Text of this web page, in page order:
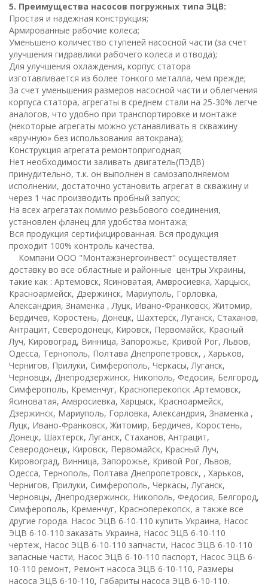
5. Преимущества насосов погружных типа ЭЦВ:
Простая и надежная конструкция;
Армированные рабочие колеса;
Уменьшено количество ступеней насосной части (за счет
улучшения гидравлики рабочего колеса и отвода);
Для улучшения охлаждения, корпус статора
изготавливается из более тонкого металла, чем прежде;
За счет уменьшения размеров насосной части и облегчения
корпуса статора, агрегаты в среднем стали на 25-30% легче
аналогов, что удобно при транспортировке и монтаже
(некоторые агрегаты можно устанавливать в скважину
«вручную» без использования автокрана);
Конструкция агрегата ремонтопригодная;
Нет необходимости заливать двигатель(ПЭДВ)
принудительно, т.к. он выполнен в самозаполняемом
исполнении, достаточно установить агрегат в скважину и
через 1 час производить пробный запуск;
На всех агрегатах помимо резьбового соединения,
установлен фланец для удобства монтажа;
Вся продукция сертифицированная. Вся продукция
проходит 100% контроль качества.
Компани ООО "Монтажэнергоинвест" осуществляет
доставку во все областные и районные центры Украины,
такие как : Артемовск, Ясиноватая, Амвросиевка, Харцыск,
Красноармейск, Дзержинск, Мариуполь, Горловка,
Александрия, Знаменка , Луцк, Ивано-Франковск, Житомир,
Бердичев, Коростень, Донецк, Шахтерск, Луганск, Стаханов,
Антрацит, Северодонецк, Кировск, Первомайск, Красный
Луч, Кировоград, Винница, Запорожье, Кривой Рог, Львов,
Одесса, Тернополь, Полтава Днепропетровск, , Харьков,
Чернигов, Прилуки, Симферополь, Черкасы, Луганск,
Черновцы, Днепродзержинск, Никополь, Федосия, Белгород,
Симферополь, Кременчуг, Красноперекопск .Артемовск,
Ясиноватая, Амвросиевка, Харцыск, Красноармейск,
Дзержинск, Мариуполь, Горловка, Александрия, Знаменка ,
Луцк, Ивано-Франковск, Житомир, Бердичев, Коростень,
Донецк, Шахтерск, Луганск, Стаханов, Антрацит,
Северодонецк, Кировск, Первомайск, Красный Луч,
Кировоград, Винница, Запорожье, Кривой Рог, Львов,
Одесса, Тернополь, Полтава Днепропетровск, , Харьков,
Чернигов, Прилуки, Симферополь, Черкасы, Луганск,
Черновцы, Днепродзержинск, Никополь, Федосия, Белгород,
Симферополь, Кременчуг, Красноперекопск, а также все
другие города. Насос ЭЦВ 6-10-110 купить Украина, Насос
ЭЦВ 6-10-110 заказать Украина, Насос ЭЦВ 6-10-110
чертеж, Насос ЭЦВ 6-10-110 запчасти, Насос ЭЦВ 6-10-110
запасные части, Насос ЭЦВ 6-10-110 паспорт, Насос ЭЦВ 6-
10-110 ремонт, Ремонт насоса ЭЦВ 6-10-110, Размеры
насоса ЭЦВ 6-10-110, Габариты насоса ЭЦВ 6-10-110.